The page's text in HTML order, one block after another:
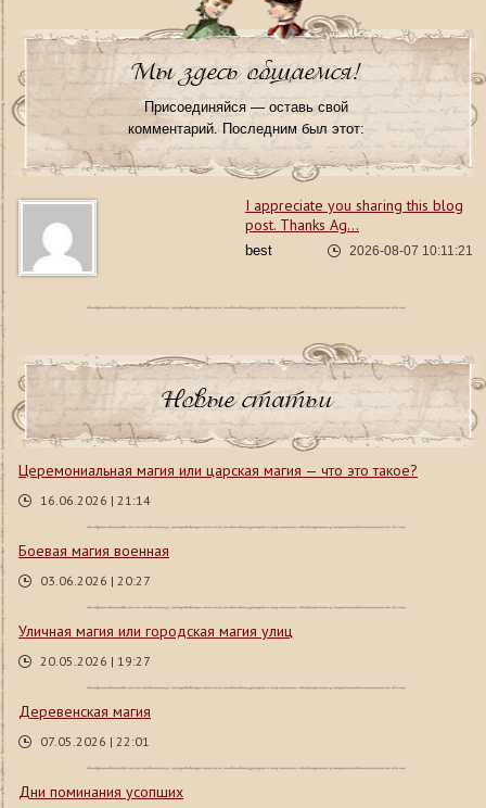
Мы здесь общаемся!
Присоединяйся — оставь свой
комментарий. Последним был этот:
I appreciate you sharing this blog
post. Thanks Ag...
best 2026-08-07 10:11:21
Новые статьи
Церемониальная магия или царская магия — что это такое?
16.06.2026 | 21:14
Боевая магия военная
03.06.2026 | 20:27
Уличная магия или городская магия улиц
20.05.2026 | 19:27
Деревенская магия
07.05.2026 | 22:01
Дни поминания усопших